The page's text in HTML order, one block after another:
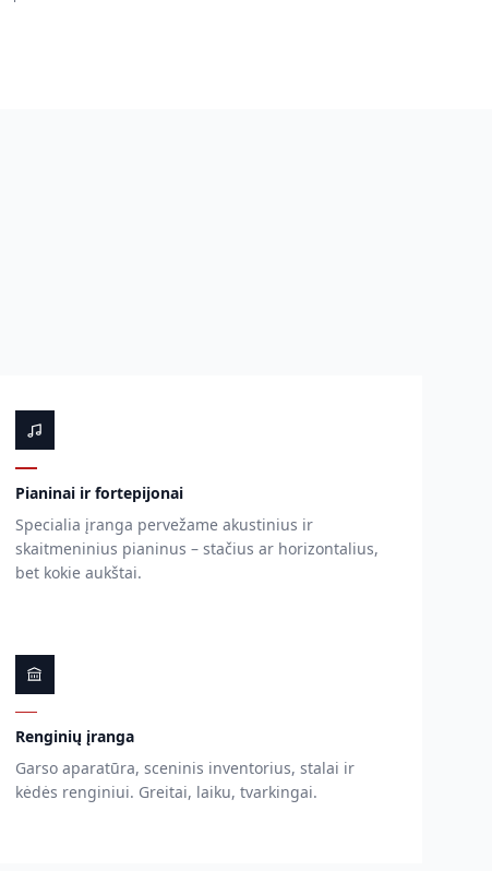
Pianinai ir fortepijonai
Specialia įranga pervežame akustinius ir
skaitmeninius pianinus – stačius ar horizontalius,
bet kokie aukštai.
Renginių įranga
Garso aparatūra, sceninis inventorius, stalai ir
kėdės renginiui. Greitai, laiku, tvarkingai.